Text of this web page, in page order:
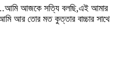
আজকে সত্যি বলছি,এই আমার
আর তোর মত কুত্তার বাচ্চার সাথে